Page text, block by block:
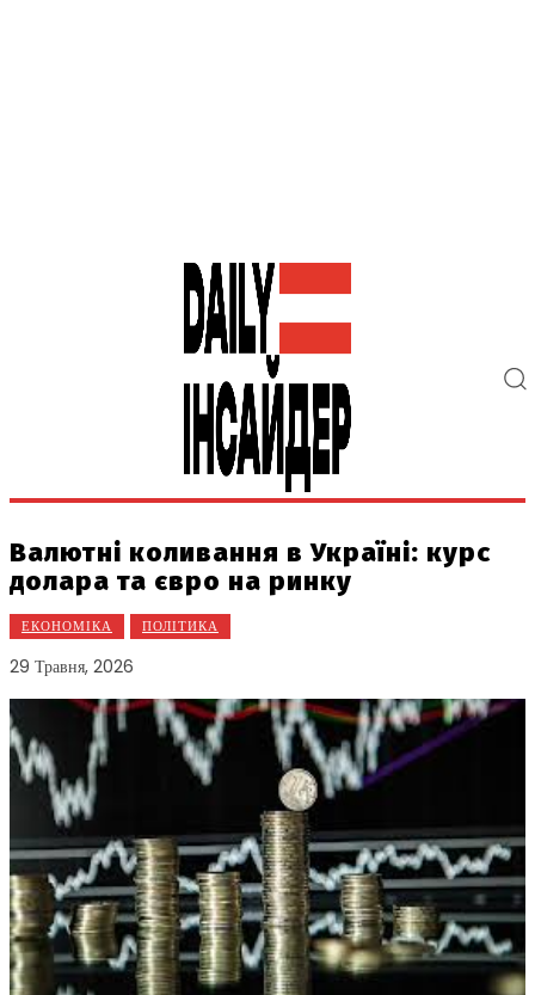
Валютні коливання в Україні: курс
долара та євро на ринку
ЕКОНОМІКА ПОЛІТИКА
29 Травня, 2026